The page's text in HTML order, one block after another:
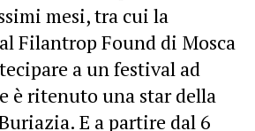
mesi, tra cui la
Filantrop Found di Mosca
a un festival ad
è ritenuto una star della
E a partire dal 6